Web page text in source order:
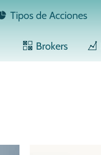
Tipos de Acciones
Brokers